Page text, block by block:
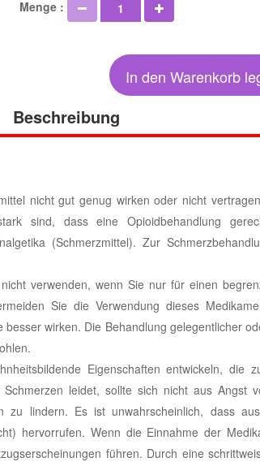
Menge :
In den Warenkorb
Beschreibung
nicht gut genug wirken oder nicht
sind, dass eine Opioidbehandlung
(Schmerzmittel). Zur
verwenden, wenn Sie nur für einen
Sie die Verwendung dieses
wirken. Die Behandlung gelegentlicher
Eigenschaften entwickeln, die
leidet, sollte sich nicht aus Angst
zu lindern. Es ist unwahrscheinlich, dass
hervorrufen. Wenn die Einnahme der
führen. Durch eine